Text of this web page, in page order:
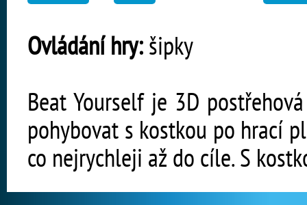
Ovládání hry:šipky
Beat Yourself je 3D
pohybovat s kostkou po hrací
co nejrychleji až do cíle. S